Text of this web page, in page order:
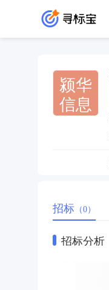
颍华
信息
招标 （0）
招标分析